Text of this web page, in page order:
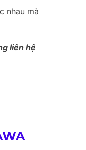
nhau mà
liên hệ